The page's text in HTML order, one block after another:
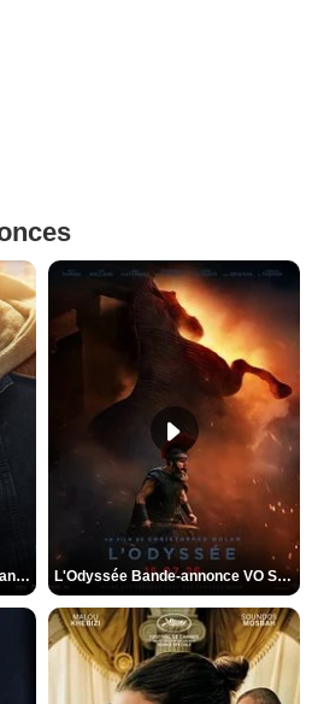
Spider-Man: Brand New Day Bande-annonce VO STFR L'Odyssée Bande-annonce VO STFR